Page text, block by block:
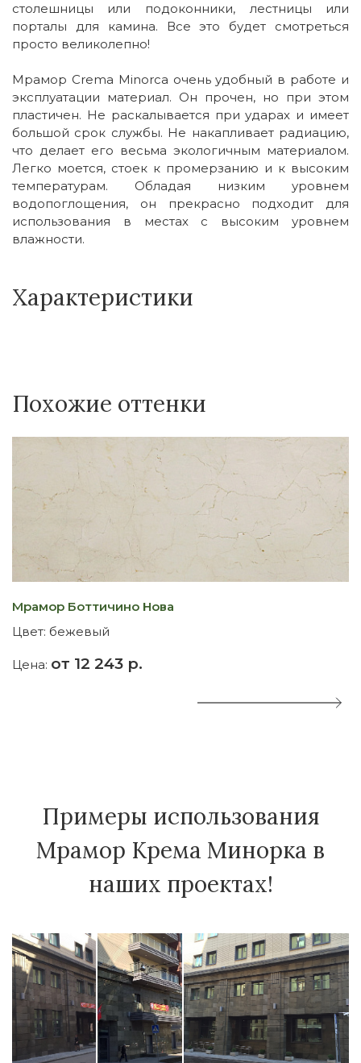
столешницы или подоконники, лестницы или
порталы для камина. Все это будет смотреться
просто великолепно!
Мрамор Crema Minorca очень удобный в работе и
эксплуатации материал. Он прочен, но при этом
пластичен. Не раскалывается при ударах и имеет
большой срок службы. Не накапливает радиацию,
что делает его весьма экологичным материалом.
Легко моется, стоек к промерзанию и к высоким
температурам. Обладая низким уровнем
водопоглощения, он прекрасно подходит для
использования в местах с высоким уровнем
влажности.
Характеристики
Похожие оттенки
Мрамор Боттичино Нова
Цвет: бежевый
Цена: от 12 243 р.
Примеры использования
Мрамор Крема Минорка в
наших проектах!